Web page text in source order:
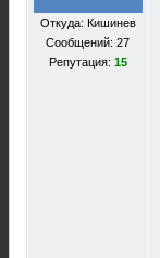
Откуда: Кишинев
Сообщений: 27
Репутация: 15